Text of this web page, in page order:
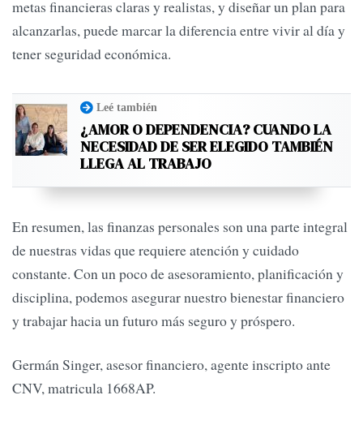
metas financieras claras y realistas, y diseñar un plan para
alcanzarlas, puede marcar la diferencia entre vivir al día y
tener seguridad económica.
Leé también
¿AMOR O DEPENDENCIA? CUANDO LA
NECESIDAD DE SER ELEGIDO TAMBIÉN
LLEGA AL TRABAJO
En resumen, las finanzas personales son una parte integral
de nuestras vidas que requiere atención y cuidado
constante. Con un poco de asesoramiento, planificación y
disciplina, podemos asegurar nuestro bienestar financiero
y trabajar hacia un futuro más seguro y próspero.
Germán Singer, asesor financiero, agente inscripto ante
CNV, matricula 1668AP.